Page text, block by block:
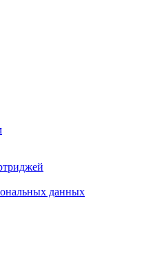
данных